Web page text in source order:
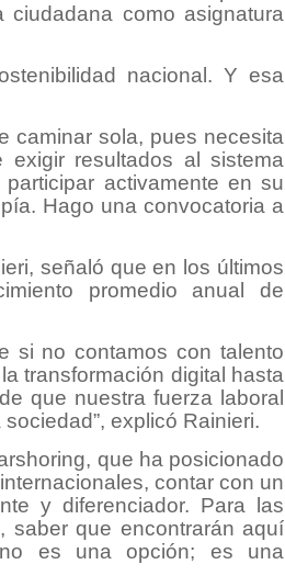
como asignatura
nacional. Y esa
caminar sola, pues necesita
resultados al sistema
activamente en su
Hago una convocatoria a
señaló que en los últimos
promedio anual de
si no contamos con talento
transformación digital hasta
que nuestra fuerza laboral
explicó Rainieri.
que ha posicionado
contar con un
y diferenciador. Para las
saber que encontrarán aquí
es una opción; es una